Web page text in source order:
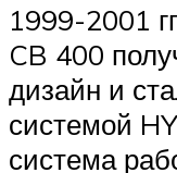
1999-2001
CB 400
дизайн и
системой
система